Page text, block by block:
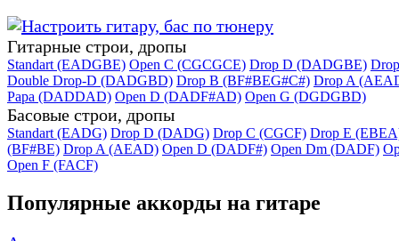
Гитарные строи, дропы
Standart (EADGBE) Open C (CGCGCE) Drop D (DADGBE)
Double Drop-D (DADGBD) Drop B (BF#BEG#C#) Drop A
Papa (DADDAD) Open D (DADF#AD) Open G (DGDGBD)
Басовые строи, дропы
Standart (EADG) Drop D (DADG) Drop C (CGCF) Drop E
(BF#BE) Drop A (AEAD) Open D (DADF#) Open Dm (DADF)
Open F (FACF)
Популярные аккорды на гитаре